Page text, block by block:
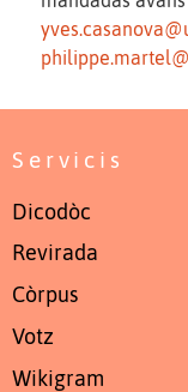
Servicis
Dicodòc
Revirada
Còrpus
Votz
Wikigram